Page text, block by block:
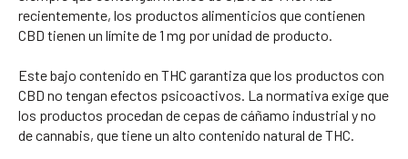
recientemente, los productos alimenticios que contienen
CBD tienen un límite de 1 mg por unidad de producto.
Este bajo contenido en THC garantiza que los productos con
CBD no tengan efectos psicoactivos. La normativa exige que
los productos procedan de cepas de cáñamo industrial y no
de cannabis, que tiene un alto contenido natural de THC.